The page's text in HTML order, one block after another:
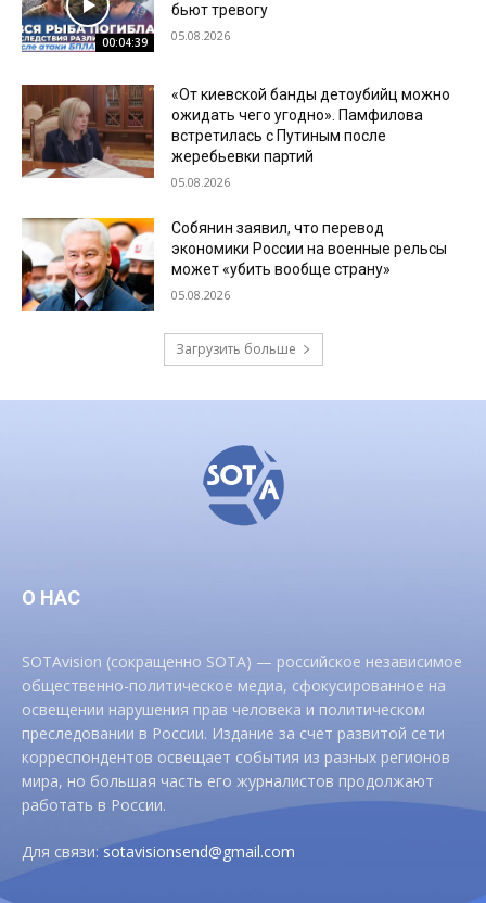
00:04:39
бьют тревогу
05.08.2026
«От киевской банды детоубийц можно
ожидать чего угодно». Памфилова
встретилась с Путиным после
жеребьевки партий
05.08.2026
Собянин заявил, что перевод
экономики России на военные рельсы
может «убить вообще страну»
05.08.2026
Загрузить больше
О НАС
SOTAvision (сокращенно SOTA) — российское независимое
общественно-политическое медиа, сфокусированное на
освещении нарушения прав человека и политическом
преследовании в России. Издание за счет развитой сети
корреспондентов освещает события из разных регионов
мира, но большая часть его журналистов продолжают
работать в России.
Для связи:sotavisionsend@gmail.com